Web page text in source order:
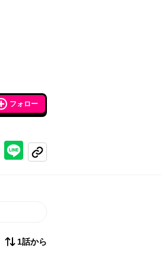
フォロー
で投稿する
ラインでシェアする
コピーする
1話から